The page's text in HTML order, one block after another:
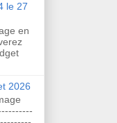
le 27
en
2026